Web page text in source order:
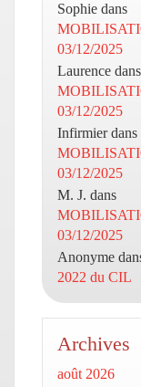
Sophie dans
03/12/2025
Laurence dans
03/12/2025
Infirmierdans
03/12/2025
M. J. dans
03/12/2025
Anonyme
2022 du CIL
Archives
août 2026